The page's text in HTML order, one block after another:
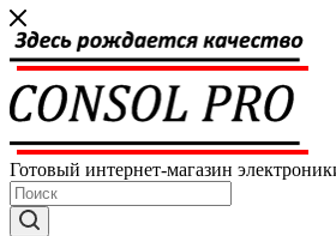
Готовый интернет-магазин